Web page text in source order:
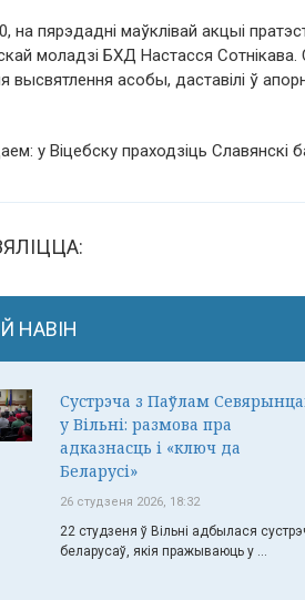
на пярэдадні маўклівай акцыі
моладзі БХД Настасся
высвятлення асобы, даставілі ў
у Віцебску праходзіць Славянскі
НАВІН
Сустрэча з Паўлам
у Вільні: размова пра
адказнасць і «ключ да
Беларусі»
26 студзеня 2026, 18:32
22 студзеня ў Вільні адбылася
беларусаў, якія пражываюць у ...